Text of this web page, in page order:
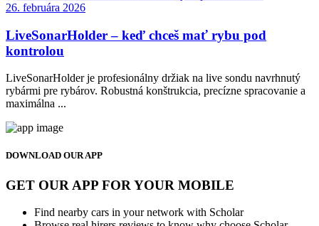
26. februára 2026
LiveSonarHolder – keď chceš mať rybu pod
kontrolou
LiveSonarHolder je profesionálny držiak na live sondu navrhnutý
rybármi pre rybárov. Robustná konštrukcia, precízne spracovanie a
maximálna ...
DOWNLOAD OUR APP
GET OUR APP FOR YOUR MOBILE
Find nearby cars in your network with Scholar